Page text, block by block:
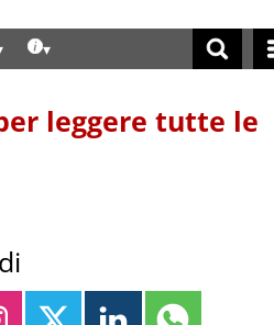
leggere tutte le